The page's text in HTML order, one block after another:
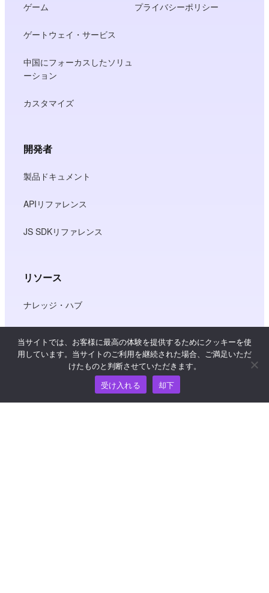
ゲーム
ゲートウェイ・サービス
中国にフォーカスしたソリュ
ーション
カスタマイズ
プライバシーポリシー
開発者
製品ドキュメント
APIリファレンス
JS SDKリファレンス
リソース
ナレッジ・ハブ
ヘルプおよびサポートについては、
support@wooshpay.com まで電子メールでお問い合わせ
ください。
当サイトでは、お客様に最高の体験を提供するためにクッキーを使
用しています。当サイトのご利用を継続された場合、ご満足いただ
けたものと判断させていただきます。
受け入れる
却下